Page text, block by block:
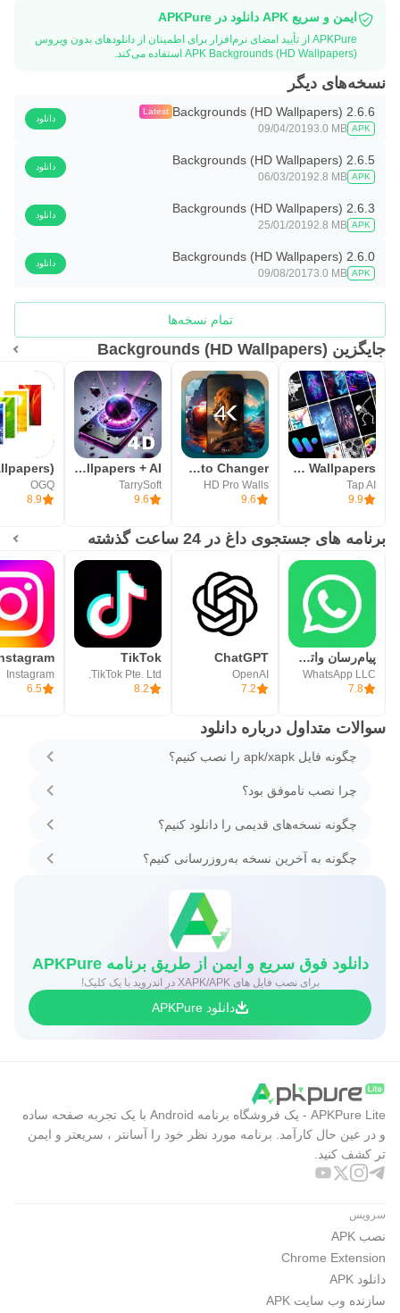
ایمن و سریع APK دانلود در APKPure
APKPure از تأیید امضای نرم‌افزار برای اطمینان از دانلودهای بدون ویروس
APK Backgrounds (HD Wallpapers) استفاده می‌کند.
نسخه‌های دیگر
Backgrounds (HD Wallpapers) 2.6.6
Latest
APK
3.0 MB
09/04/2019
دانلود
Backgrounds (HD Wallpapers) 2.6.5
APK
2.8 MB
06/03/2019
دانلود
Backgrounds (HD Wallpapers) 2.6.3
APK
2.8 MB
25/01/2019
دانلود
Backgrounds (HD Wallpapers) 2.6.0
APK
3.0 MB
09/08/2017
دانلود
تمام نسخه‌ها
جایگزین Backgrounds (HD Wallpapers)
Walli - Stunning 4K Wallpapers
Tap AI
9.9
4K Wallpapers, Auto Changer
HD Pro Walls
9.6
GRUBL™ 4D Live Wallpapers + AI
TarrySoft
9.6
OGQ
8.9
برنامه های جستجوی داغ در 24 ساعت گذشته
پیام‌رسان واتساپ
WhatsApp LLC
7.8
ChatGPT
OpenAI
7.2
TikTok
TikTok Pte. Ltd.
8.2
Instagram
6.5
سوالات متداول درباره دانلود
چگونه فایل apk/xapk را نصب کنیم؟
چرا نصب ناموفق بود؟
چگونه نسخه‌های قدیمی را دانلود کنیم؟
چگونه به آخرین نسخه به‌روزرسانی کنیم؟
دانلود فوق سریع و ایمن از طریق برنامه APKPure
برای نصب فایل های XAPK/APK در اندروید با یک کلیک!
دانلود APKPure
APKPure Lite - یک فروشگاه برنامه Android با یک تجربه صفحه ساده
و در عین حال کارآمد. برنامه مورد نظر خود را آسانتر ، سریعتر و ایمن
تر کشف کنید.
سرویس
نصب APK
Chrome Extension
دانلود APK
سازنده وب سایت APK